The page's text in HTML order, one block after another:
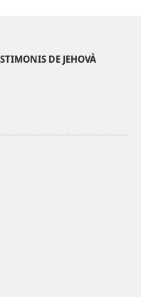
Déu»
Déu»
DE JEHOVÀ